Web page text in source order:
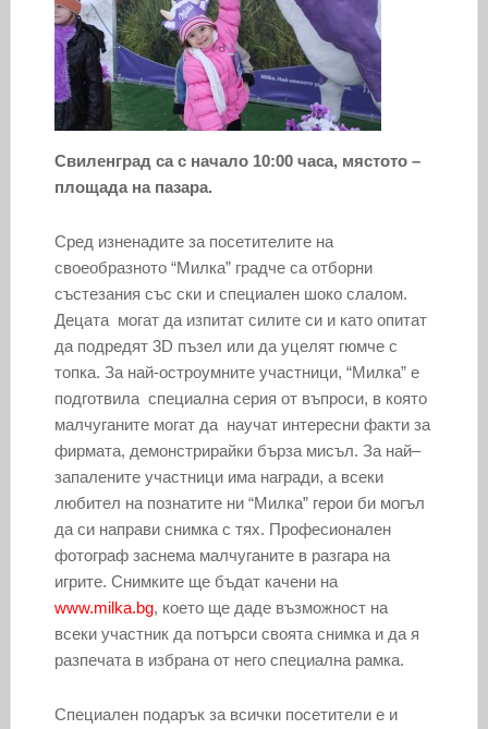
Свиленград са с начало 10:00 часа, мястото –
площада на пазара.
Сред изненадите за посетителите на
своеобразното “Милка” градче са отборни
състезания със ски и специален шоко слалом.
Децата могат да изпитат силите си и като опитат
да подредят 3D пъзел или да уцелят гюмче с
топка. За най-остроумните участници, “Милка” e
подготвила специална серия от въпроси, в която
мaлчуганите могат да научат интересни факти за
фирмата, демонстрирайки бърза мисъл. За най–
запалените участници има награди, а всеки
любител на познатите ни “Милка” герои би могъл
да си направи снимка с тях. Професионален
фотограф заснема малчуганите в разгара на
игрите. Снимките ще бъдат качени на
www.milka.bg, което ще даде възможност на
всеки участник да потърси своята снимка и да я
разпечата в избрана от него специална рамка.
Специален подарък за всички посетители е и